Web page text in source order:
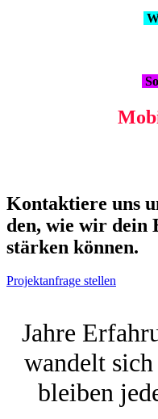
Kon­tak­tie­re uns
den, wie wir dein
stär­ken kön­nen.
Projektanfrage stellen
Jahre
wandelt
bleiben